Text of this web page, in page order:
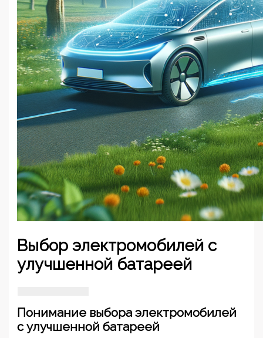
Выбор электромобилей с
улучшенной батареей
Понимание выбора электромобилей
с улучшенной батареей